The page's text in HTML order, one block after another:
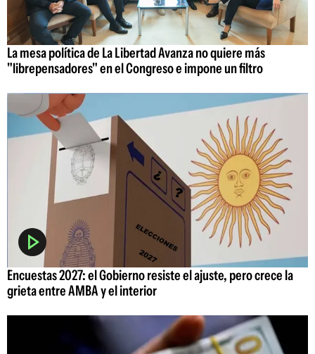
La mesa política de La Libertad Avanza no quiere más
"librepensadores" en el Congreso e impone un filtro
Encuestas 2027: el Gobierno resiste el ajuste, pero crece la
grieta entre AMBA y el interior